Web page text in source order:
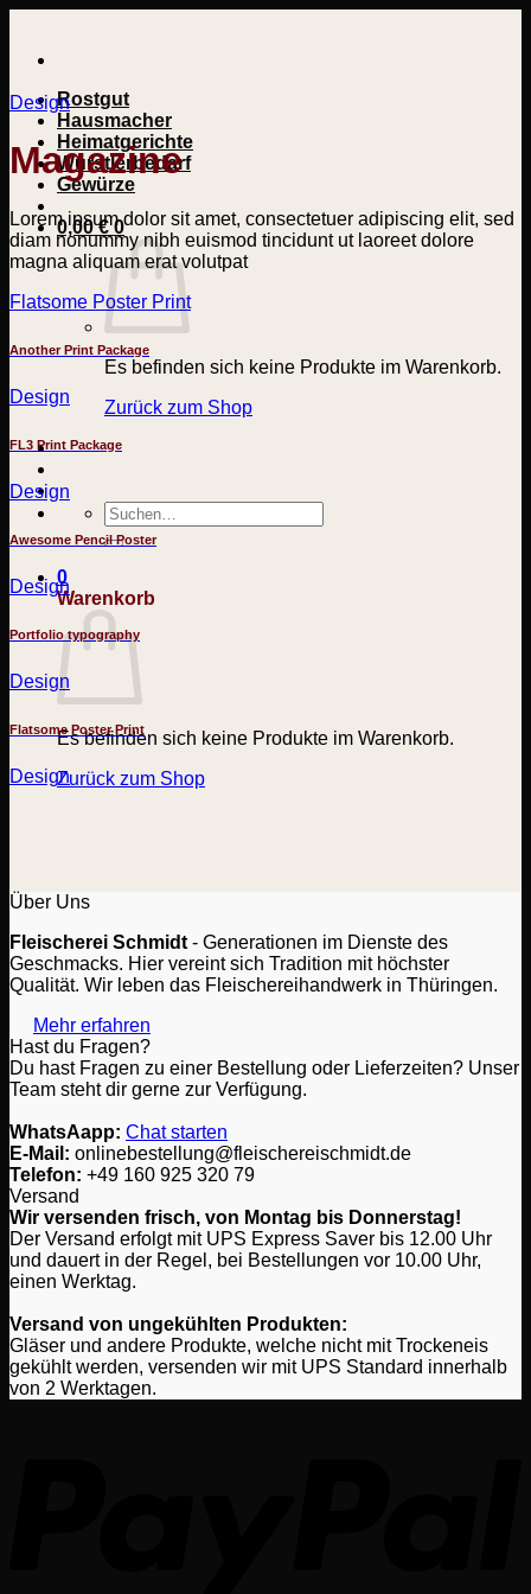
springen
Rostgut
Hausmacher
Heimatgerichte
Wurstlerbedarf
Gewürze
0,00€ 0
Es befinden sich keine Produkte im Warenkorb.
Zurück zum Shop
Suchen
nach:
0
Warenkorb
Es befinden sich keine Produkte im Warenkorb.
Zurück zum Shop
Design
Magazine
Lorem ipsum dolor sit amet, consectetuer adipiscing elit, sed
diam nonummy nibh euismod tincidunt ut laoreet dolore
magna aliquam erat volutpat
Flatsome Poster Print
Another Print Package
Design
FL3 Print Package
Design
Awesome Pencil Poster
Design
Portfolio typography
Design
Flatsome Poster Print
Design
Über Uns
Fleischerei Schmidt - Generationen im Dienste des
Geschmacks. Hier vereint sich Tradition mit höchster
Qualität. Wir leben das Fleischereihandwerk in Thüringen.
Mehr erfahren
Hast du Fragen?
Du hast Fragen zu einer Bestellung oder Lieferzeiten? Unser
Team steht dir gerne zur Verfügung.
WhatsAapp: Chat starten
E-Mail: onlinebestellung@fleischereischmidt.de
Telefon: ‎+49 160 925 320 79
Versand
Wir versenden frisch, von Montag bis Donnerstag!
Der Versand erfolgt mit UPS Express Saver bis 12.00 Uhr
und dauert in der Regel, bei Bestellungen vor 10.00 Uhr,
einen Werktag.
Versand von ungekühlten Produkten:
Gläser und andere Produkte, welche nicht mit Trockeneis
gekühlt werden, versenden wir mit UPS Standard innerhalb
von 2 Werktagen.